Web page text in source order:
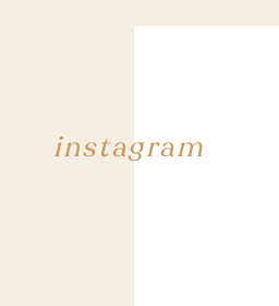
instagram